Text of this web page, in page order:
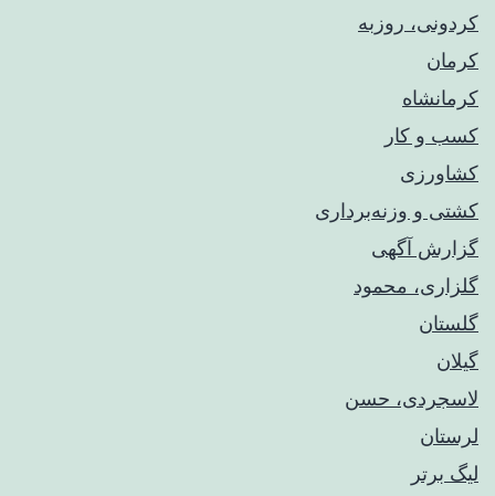
کردونی، روزبه
کرمان
کرمانشاه
کسب و کار
کشاورزی
کشتی و وزنه‌برداری
گزارش آگهی
گلزاری، محمود
گلستان
گیلان
لاسجردی، حسن
لرستان
لیگ برتر